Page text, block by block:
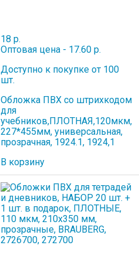
18 р.
Оптовая цена - 17.60 р.
Доступно к покупке от 100
шт.
Обложка ПВХ со штрихкодом
для
учебников,ПЛОТНАЯ,120мкм,
227*455мм, универсальная,
прозрачная, 1924.1, 1924,1
В корзину